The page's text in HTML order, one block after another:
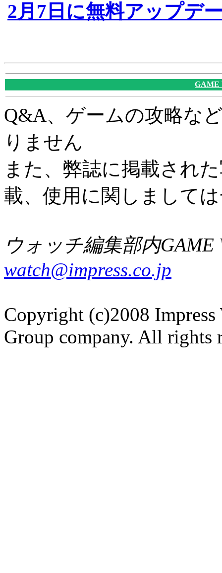
2月7日に無料アップデ
GAME
Q&A、ゲームの攻略な
りません
また、弊誌に掲載され
載、使用に関しまして
ウォッチ編集部内GAME
watch@impress.co.jp
Copyright (c)2008 Impress
Group company. All rights